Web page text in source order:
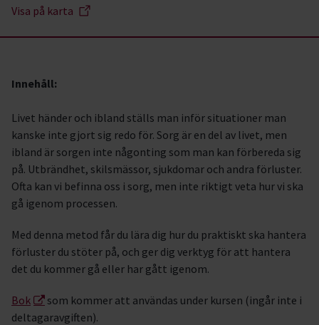
Visa på karta
Innehåll:
Livet händer och ibland ställs man inför situationer man
kanske inte gjort sig redo för. Sorg är en del av livet, men
ibland är sorgen inte någonting som man kan förbereda sig
på. Utbrändhet, skilsmässor, sjukdomar och andra förluster.
Ofta kan vi befinna oss i sorg, men inte riktigt veta hur vi ska
gå igenom processen.
Med denna metod får du lära dig hur du praktiskt ska hantera
förluster du stöter på, och ger dig verktyg för att hantera
det du kommer gå eller har gått igenom.
Bok
som kommer att användas under kursen (ingår inte i
deltagaravgiften).